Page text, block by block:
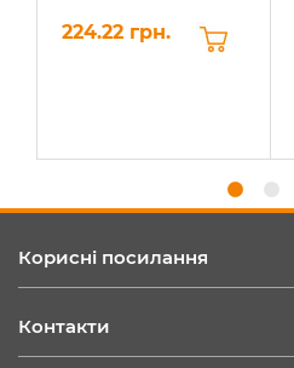
224.22 грн.
Корисні посилання
Контакти